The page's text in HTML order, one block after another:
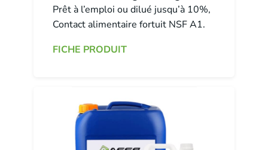
Prêt à l’emploi ou dilué jusqu’à 10%,
Contact alimentaire fortuit NSF A1.
FICHE PRODUIT